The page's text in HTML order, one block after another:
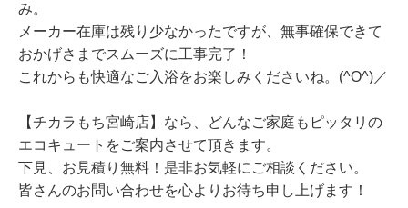
み。
メーカー在庫は残り少なかったですが、無事確保できて
おかげさまでスムーズに工事完了！
これからも快適なご入浴をお楽しみくださいね。(^O^)／
【チカラもち宮崎店】なら、どんなご家庭もピッタリの
エコキュートをご案内させて頂きます。
下見、お見積り無料！是非お気軽にご相談ください。
皆さんのお問い合わせを心よりお待ち申し上げます！